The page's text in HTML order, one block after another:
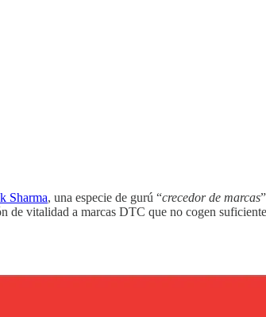
Sharma, una especie de gurú “crecedor de marcas
de vitalidad a marcas DTC que no cogen